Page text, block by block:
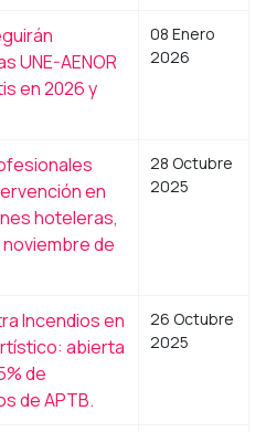
UNE-AENOR
en 2026 y
08 Enero
2026
en
hoteleras,
de
28 Octubre
2025
Incendios en
abierta
de
de APTB.
26 Octubre
2025